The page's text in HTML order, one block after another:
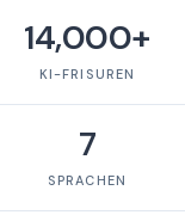
14,000+
KI-FRISUREN
7
SPRACHEN